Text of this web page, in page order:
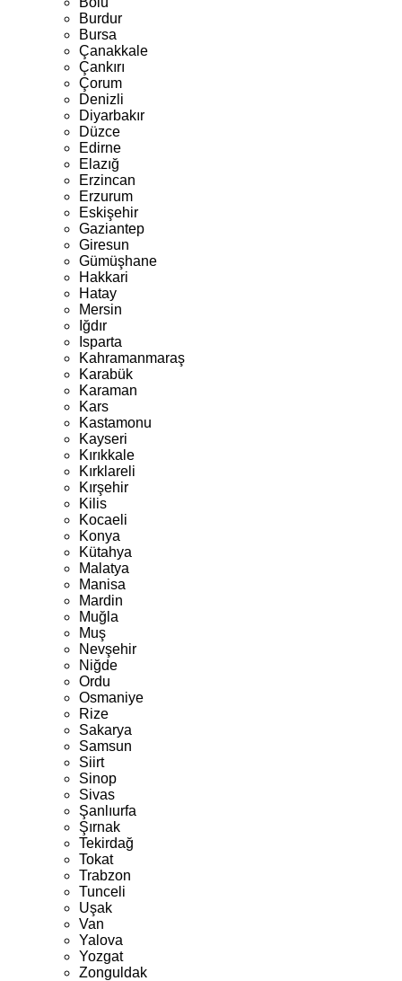
Burdur
Bursa
Çanakkale
Çankırı
Çorum
Denizli
Diyarbakır
Düzce
Edirne
Elazığ
Erzincan
Erzurum
Eskişehir
Gaziantep
Giresun
Gümüşhane
Hakkari
Hatay
Mersin
Iğdır
Isparta
Kahramanmaraş
Karabük
Karaman
Kars
Kastamonu
Kayseri
Kırıkkale
Kırklareli
Kırşehir
Kilis
Kocaeli
Konya
Kütahya
Malatya
Manisa
Mardin
Muğla
Muş
Nevşehir
Niğde
Ordu
Osmaniye
Rize
Sakarya
Samsun
Siirt
Sinop
Sivas
Şanlıurfa
Şırnak
Tekirdağ
Tokat
Trabzon
Tunceli
Uşak
Van
Yalova
Yozgat
Zonguldak